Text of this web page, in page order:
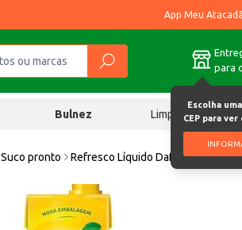
App Meu
para
Escolha
CEP para
Bulnez Limpeza
Suco pronto Refresco Líquido Dafruta Manga